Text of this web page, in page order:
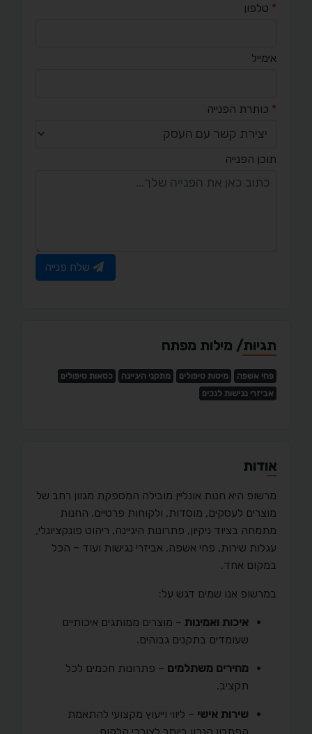
* טלפון
אימייל
* כותרת הפנייה
תוכן הפנייה
שלח פנייה
תגיות/ מילות מפתח
פחי אשפה מיטות טיפולים מתקני היגיינה
כסאות טיפולים
אביזרי נגישות לנכים
אודות
מרשופ היא חנות אונליין מובילה המספקת מגוון רחב של
מוצרים לעסקים, מוסדות, ולקוחות פרטיים. החנות
מתמחה בציוד ניקיון, פתרונות היגיינה, ריהוט פונקציונלי,
עגלות שירות, פחי אשפה, אביזרי נגישות ועוד – הכל
במקום אחד.
במרשופ אנו שמים דגש על:
איכות ואמינות – מוצרים ממותגים איכותיים
שעומדים בתקנים גבוהים.
מחירים משתלמים – פתרונות חכמים לכל
תקציב.
שירות אישי – ליווי וייעוץ מקצועי להתאמת